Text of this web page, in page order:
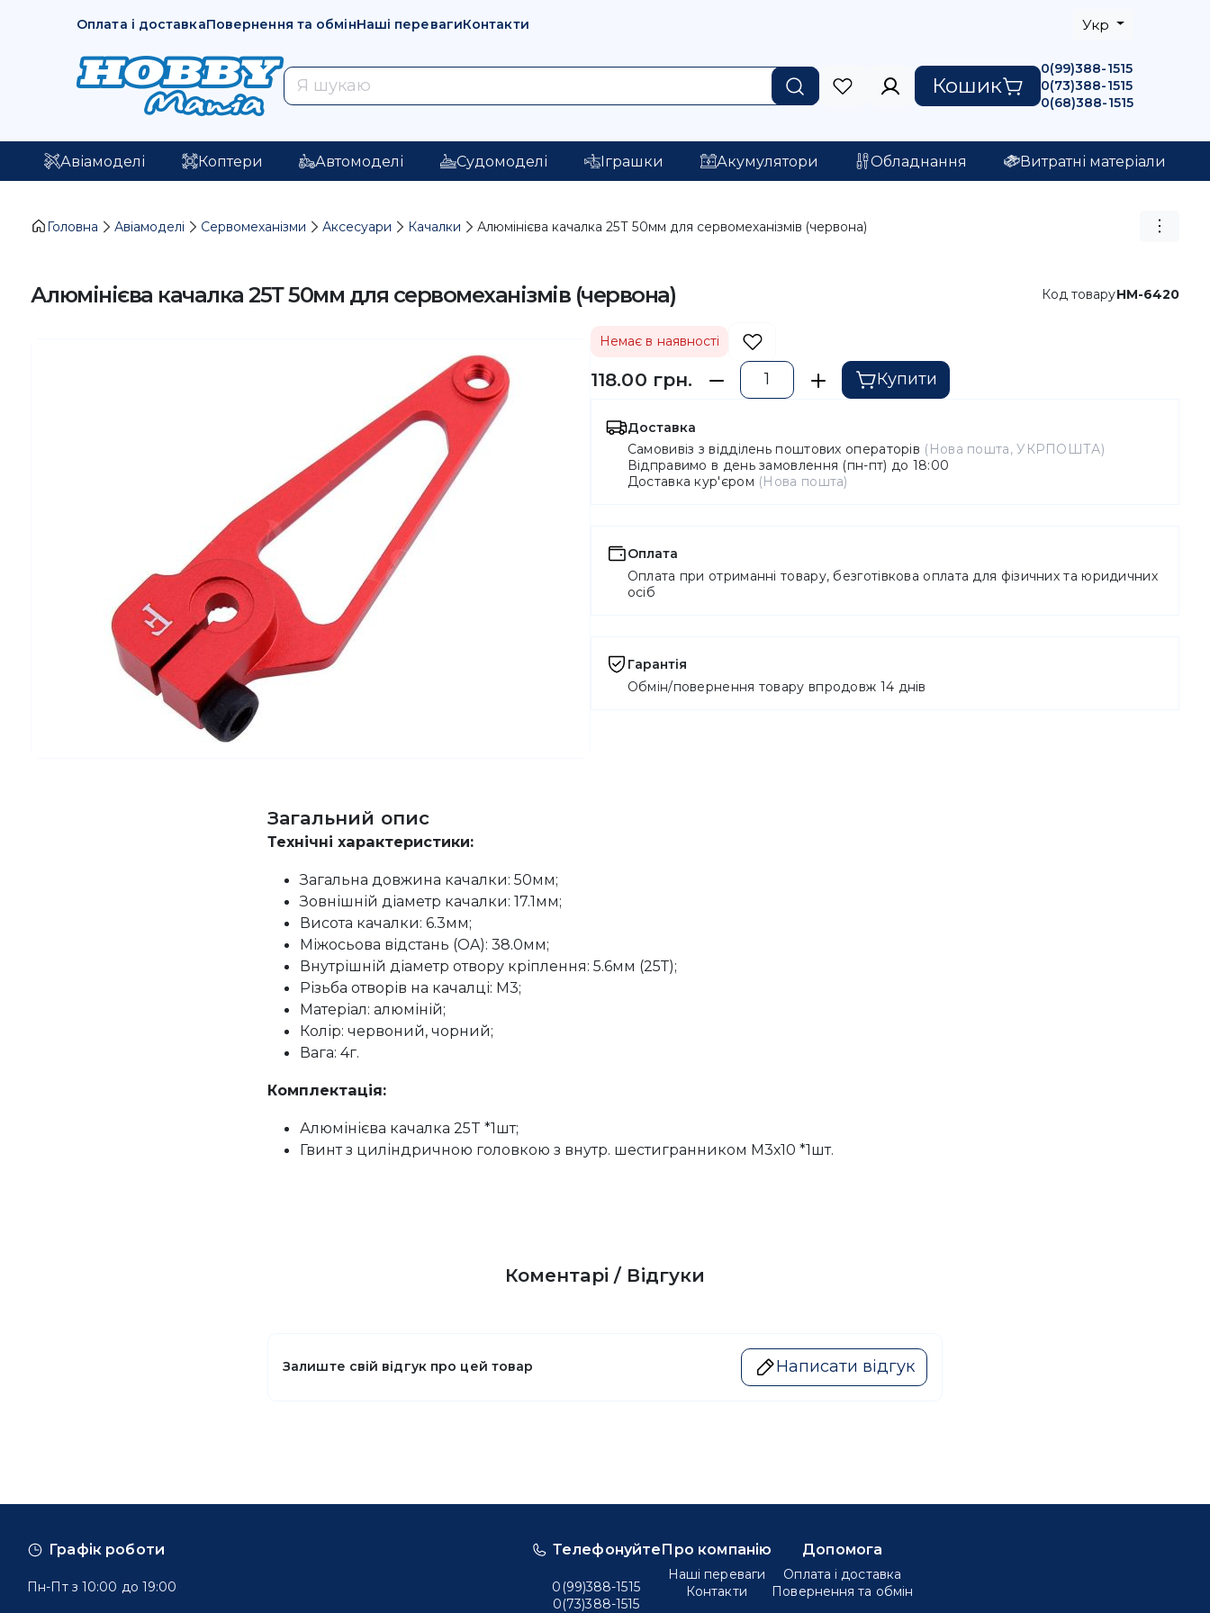
Оплата і доставкаПовернення та обмінНаші перевагиКонтакти Укр
Кошик
0(99)388-1515
0(73)388-1515
0(68)388-1515
Авіамоделі Коптери Автомоделі Судомоделі Іграшки Акумулятори Обладнання Витратні матеріали
Головна Авіамоделі Сервомеханізми Аксесуари Качалки Алюмінієва качалка 25Т 50мм для сервомеханізмів (червона)
Алюмінієва качалка 25Т 50мм для сервомеханізмів (червона) Код товаруHM-6420
Немає в наявності
118.00 грн. Купити
Доставка
Самовивіз з відділень поштових операторів (Нова пошта, УКРПОШТА)
Відправимо в день замовлення (пн-пт) до 18:00
Доставка кур'єром (Нова пошта)
Оплата
Оплата при отриманні товару, безготівкова оплата для фізичних та юридичних
осіб
Гарантія
Обмін/повернення товару впродовж 14 днів
Загальний опис
Технічні характеристики:
Загальна довжина качалки: 50мм;
Зовнішній діаметр качалки: 17.1мм;
Висота качалки: 6.3мм;
Міжосьова відстань (ОA): 38.0мм;
Внутрішній діаметр отвору кріплення: 5.6мм (25Т);
Різьба отворів на качалці: М3;
Матеріал: алюміній;
Колір: червоний, чорний;
Вага: 4г.
Комплектація:
Алюмінієва качалка 25T *1шт;
Гвинт з циліндричною головкою з внутр. шестигранником М3х10 *1шт.
Коментарі / Відгуки
Залиште свій відгук про цей товар Написати відгук
Графік роботи
Пн-Пт з 10:00 до 19:00
Телефонуйте
0(99)388-1515
0(73)388-1515
Про компанію
Наші переваги
Контакти
Допомога
Оплата і доставка
Повернення та обмін